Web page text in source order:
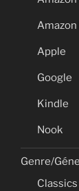
Apple
Google
Kindle
Nook
Genre/
Classics